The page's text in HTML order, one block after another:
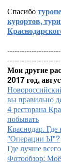
Спасибо
курортов,
Мои другие
2017 год,
вы правильно
4 ресторана
побывать
Краснодар.
"Операции Ы"?
Где лучше
Фотообзор: